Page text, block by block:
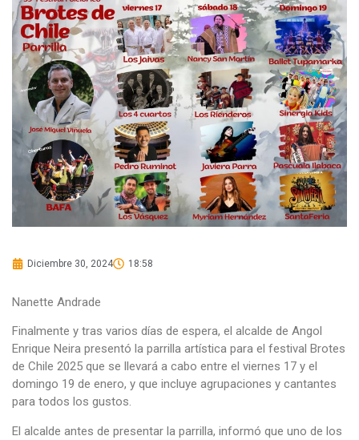
Diciembre 30, 2024 18:58
Nanette Andrade
Finalmente y tras varios días de espera, el alcalde de Angol
Enrique Neira presentó la parrilla artística para el festival Brotes
de Chile 2025 que se llevará a cabo entre el viernes 17 y el
domingo 19 de enero, y que incluye agrupaciones y cantantes
para todos los gustos.
El alcalde antes de presentar la parrilla, informó que uno de los